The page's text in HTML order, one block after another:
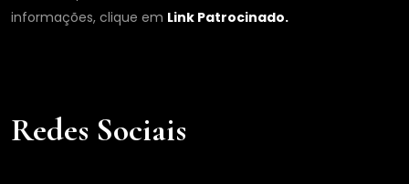
informações, clique em Link Patrocinado.
Redes Sociais